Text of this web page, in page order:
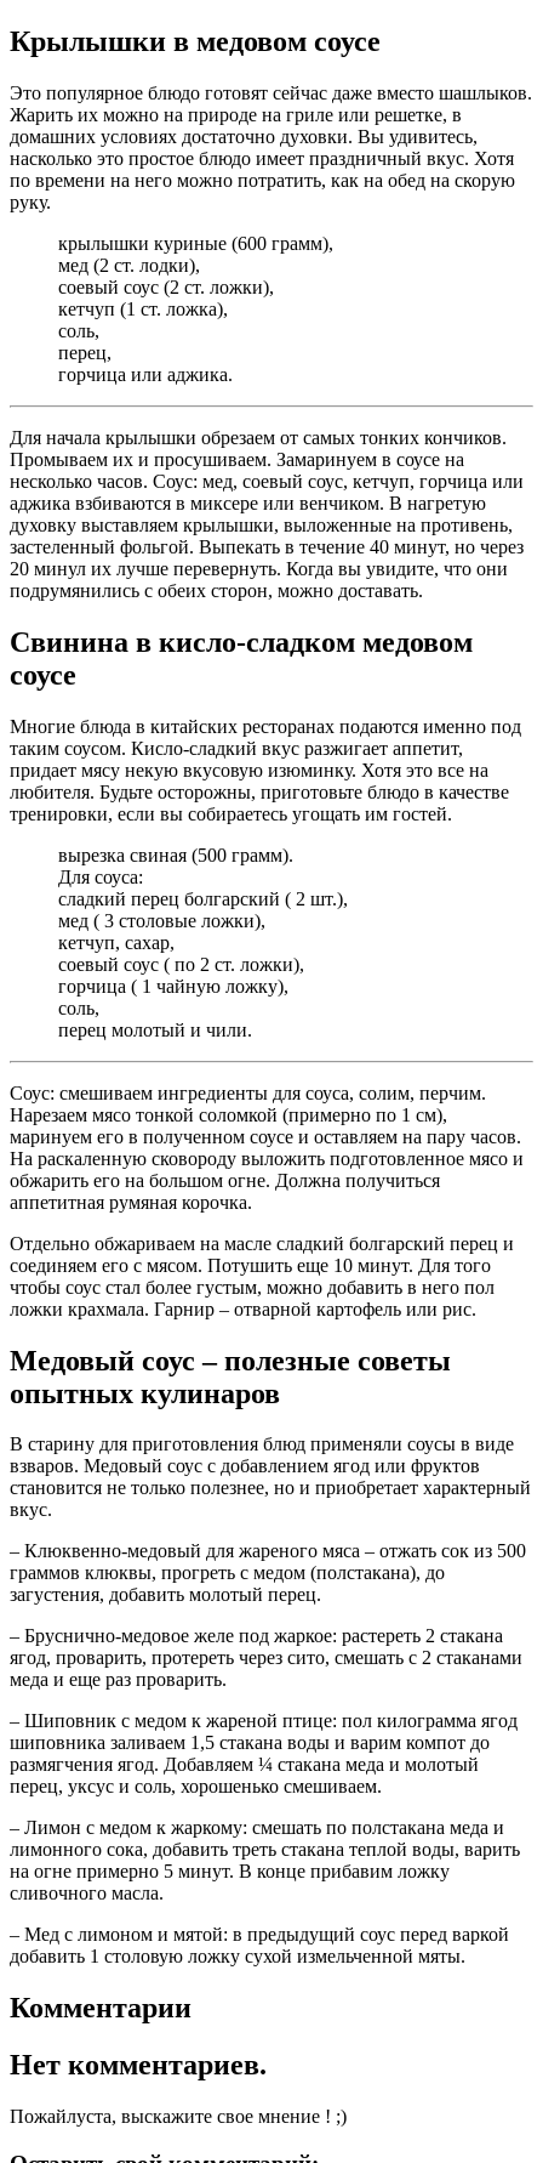
Крылышки в медовом соусе
Это популярное блюдо готовят сейчас даже вместо шашлыков.
Жарить их можно на природе на гриле или решетке, в
домашних условиях достаточно духовки. Вы удивитесь,
насколько это простое блюдо имеет праздничный вкус. Хотя
по времени на него можно потратить, как на обед на скорую
руку.
крылышки куриные (600 грамм),
мед (2 ст. лодки),
соевый соус (2 ст. ложки),
кетчуп (1 ст. ложка),
соль,
перец,
горчица или аджика.
Для начала крылышки обрезаем от самых тонких кончиков.
Промываем их и просушиваем. Замаринуем в соусе на
несколько часов. Соус: мед, соевый соус, кетчуп, горчица или
аджика взбиваются в миксере или венчиком. В нагретую
духовку выставляем крылышки, выложенные на противень,
застеленный фольгой. Выпекать в течение 40 минут, но через
20 минул их лучше перевернуть. Когда вы увидите, что они
подрумянились с обеих сторон, можно доставать.
Свинина в кисло-сладком медовом
соусе
Многие блюда в китайских ресторанах подаются именно под
таким соусом. Кисло-сладкий вкус разжигает аппетит,
придает мясу некую вкусовую изюминку. Хотя это все на
любителя. Будьте осторожны, приготовьте блюдо в качестве
тренировки, если вы собираетесь угощать им гостей.
вырезка свиная (500 грамм).
Для соуса:
сладкий перец болгарский ( 2 шт.),
мед ( 3 столовые ложки),
кетчуп, сахар,
соевый соус ( по 2 ст. ложки),
горчица ( 1 чайную ложку),
соль,
перец молотый и чили.
Соус: смешиваем ингредиенты для соуса, солим, перчим.
Нарезаем мясо тонкой соломкой (примерно по 1 см),
маринуем его в полученном соусе и оставляем на пару часов.
На раскаленную сковороду выложить подготовленное мясо и
обжарить его на большом огне. Должна получиться
аппетитная румяная корочка.
Отдельно обжариваем на масле сладкий болгарский перец и
соединяем его с мясом. Потушить еще 10 минут. Для того
чтобы соус стал более густым, можно добавить в него пол
ложки крахмала. Гарнир – отварной картофель или рис.
Медовый соус – полезные советы
опытных кулинаров
В старину для приготовления блюд применяли соусы в виде
взваров. Медовый соус с добавлением ягод или фруктов
становится не только полезнее, но и приобретает характерный
вкус.
– Клюквенно-медовый для жареного мяса – отжать сок из 500
граммов клюквы, прогреть с медом (полстакана), до
загустения, добавить молотый перец.
– Бруснично-медовое желе под жаркое: растереть 2 стакана
ягод, проварить, протереть через сито, смешать с 2 стаканами
меда и еще раз проварить.
– Шиповник с медом к жареной птице: пол килограмма ягод
шиповника заливаем 1,5 стакана воды и варим компот до
размягчения ягод. Добавляем ¼ стакана меда и молотый
перец, уксус и соль, хорошенько смешиваем.
– Лимон с медом к жаркому: смешать по полстакана меда и
лимонного сока, добавить треть стакана теплой воды, варить
на огне примерно 5 минут. В конце прибавим ложку
сливочного масла.
– Мед с лимоном и мятой: в предыдущий соус перед варкой
добавить 1 столовую ложку сухой измельченной мяты.
Комментарии
Нет комментариев.
Пожайлуста, выскажите свое мнение ! ;)